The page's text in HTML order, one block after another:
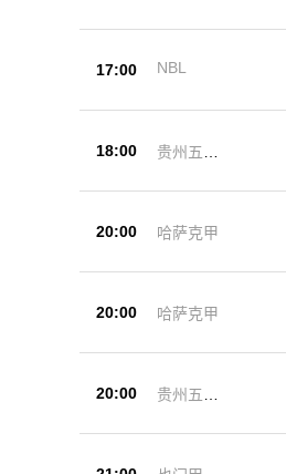
17:00 NBL
18:00
贵州五峰
20:00 哈萨克甲
20:00 哈萨克甲
20:00
贵州五峰